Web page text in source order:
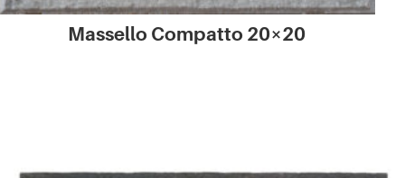
Massello Compatto 20×20